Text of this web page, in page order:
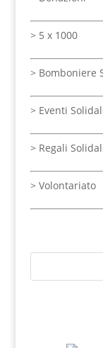
> 5 x 1000
> Bomboniere
> Eventi
> Regali
> Volontariato